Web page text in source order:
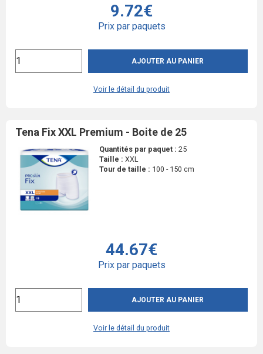
9.72€
Prix par paquets
AJOUTER AU PANIER
Voir le détail du produit
Tena Fix XXL Premium - Boite de 25
Quantités par paquet : 25
Taille : XXL
Tour de taille : 100 - 150 cm
44.67€
Prix par paquets
AJOUTER AU PANIER
Voir le détail du produit